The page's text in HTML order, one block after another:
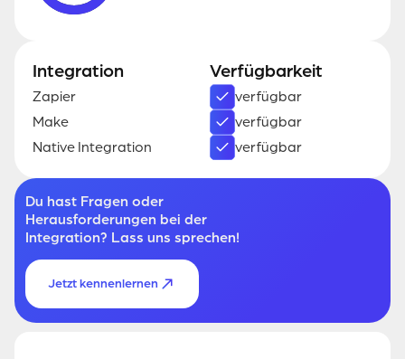
Integration
Zapier
Make
Native Integration
Verfügbarkeit
verfügbar
verfügbar
verfügbar
Du hast Fragen oder
Herausforderungen bei der
Integration? Lass uns sprechen!
Jetzt kennenlernen